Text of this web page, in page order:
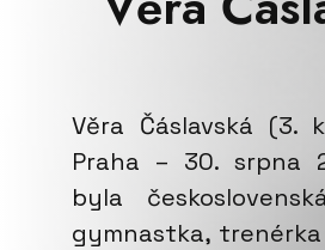
Věra Čáslavská (3.
Praha – 30. srpna
byla
gymnastka,